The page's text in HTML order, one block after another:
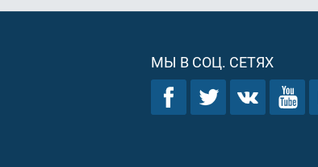
МЫ В СОЦ. СЕТЯХ